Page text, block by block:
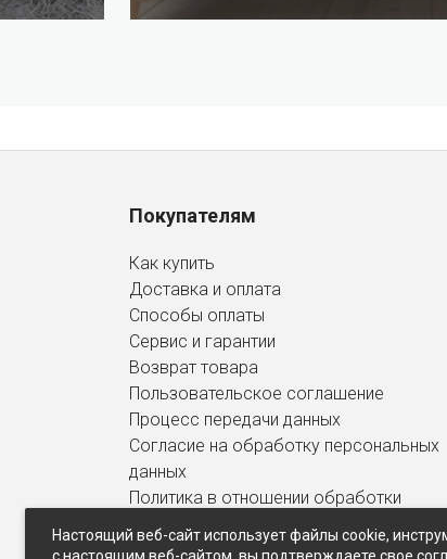
Покупателям
Как купить
Доставка и оплата
Способы оплаты
Сервис и гарантии
Возврат товара
Пользовательское соглашение
Процесс передачи данных
Согласие на обработку персональных
данных
Политика в отношении обработки
персональных данных
Настоящий веб-сайт использует файлы cookie,